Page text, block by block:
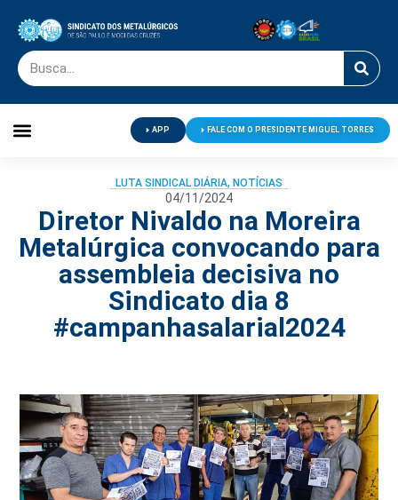
APP FALE COM O PRESIDENTE MIGUEL TORRES
LUTA SINDICAL DIÁRIA, NOTÍCIAS
04/11/2024
Diretor Nivaldo na Moreira
Metalúrgica convocando para
assembleia decisiva no
Sindicato dia 8
#campanhasalarial2024